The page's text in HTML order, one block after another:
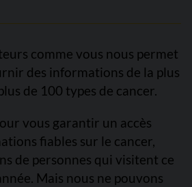
comme vous nous permet
des informations de la plus
de 100 types de cancer.
vous garantir un accès
fiables sur le cancer,
de personnes qui visitent ce
Mais nous ne pouvons